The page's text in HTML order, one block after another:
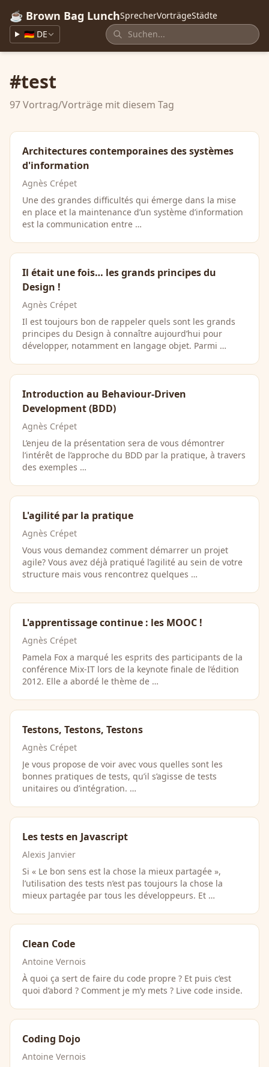
☕ Brown Bag LunchSprecherVorträgeStädte
🇩🇪 DE
#test
97 Vortrag/Vorträge mit diesem Tag
Architectures contemporaines des systèmes
d'information
Agnès Crépet
Une des grandes difficultés qui émerge dans la mise
en place et la maintenance d’un système d’information
est la communication entre …
Il était une fois… les grands principes du
Design !
Agnès Crépet
Il est toujours bon de rappeler quels sont les grands
principes du Design à connaître aujourd’hui pour
développer, notamment en langage objet. Parmi …
Introduction au Behaviour-Driven
Development (BDD)
Agnès Crépet
L’enjeu de la présentation sera de vous démontrer
l’intérêt de l’approche du BDD par la pratique, à travers
des exemples …
L'agilité par la pratique
Agnès Crépet
Vous vous demandez comment démarrer un projet
agile? Vous avez déjà pratiqué l’agilité au sein de votre
structure mais vous rencontrez quelques …
L'apprentissage continue : les MOOC !
Agnès Crépet
Pamela Fox a marqué les esprits des participants de la
conférence Mix-IT lors de la keynote finale de l’édition
2012. Elle a abordé le thème de …
Testons, Testons, Testons
Agnès Crépet
Je vous propose de voir avec vous quelles sont les
bonnes pratiques de tests, qu’il s’agisse de tests
unitaires ou d’intégration. …
Les tests en Javascript
Alexis Janvier
Si « Le bon sens est la chose la mieux partagée »,
l’utilisation des tests n’est pas toujours la chose la
mieux partagée par tous les développeurs. Et …
Clean Code
Antoine Vernois
À quoi ça sert de faire du code propre ? Et puis c’est
quoi d’abord ? Comment je m’y mets ? Live code inside.
Coding Dojo
Antoine Vernois